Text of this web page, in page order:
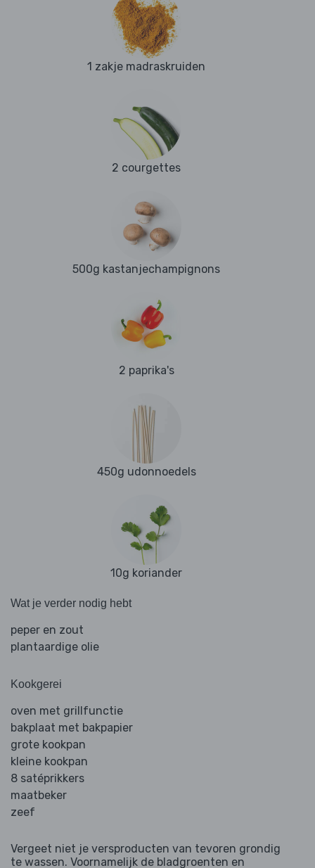
1 zakje madraskruiden
2 courgettes
500g kastanjechampignons
2 paprika's
450g udonnoedels
10g koriander
Wat je verder nodig hebt
peper en zout
plantaardige olie
Kookgerei
oven met grillfunctie
bakplaat met bakpapier
grote kookpan
kleine kookpan
8 satéprikkers
maatbeker
zeef
Vergeet niet je versproducten van tevoren grondig
te wassen. Voornamelijk de bladgroenten en